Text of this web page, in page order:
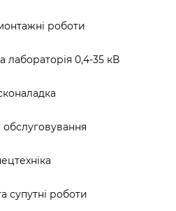
роботи
лабораторія 0,4-35 кВ
обслуговування
супутні роботи